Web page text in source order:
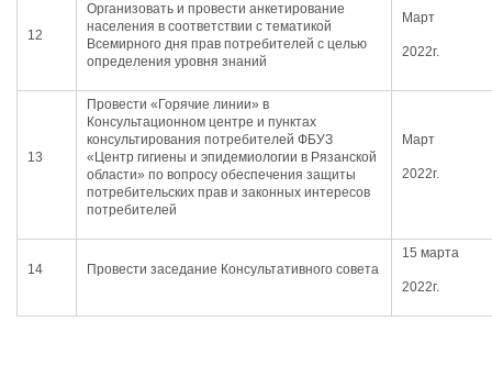
12
Организовать и провести анкетирование
населения в соответствии с тематикой
Всемирного дня прав потребителей с целью
определения уровня знаний
Март
2022г.
13
Провести «Горячие линии» в
Консультационном центре и пунктах
консультирования потребителей ФБУЗ
«Центр гигиены и эпидемиологии в Рязанской
области» по вопросу обеспечения защиты
потребительских прав и законных интересов
потребителей
Март
2022г.
14 Провести заседание Консультативного совета
15 марта
2022г.